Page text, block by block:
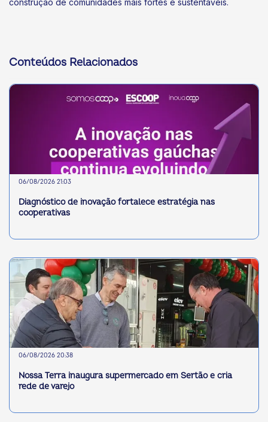
construção de comunidades mais fortes e sustentáveis.
Conteúdos Relacionados
06/08/2026 21:03
Diagnóstico de inovação fortalece estratégia nas
cooperativas
06/08/2026 20:38
Nossa Terra inaugura supermercado em Sertão e cria
rede de varejo